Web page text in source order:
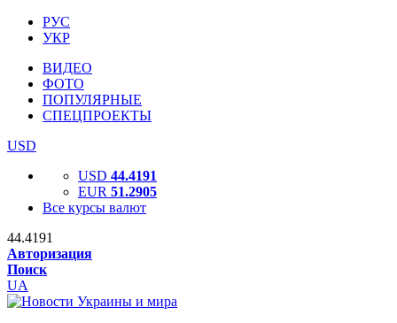
РУС
УКР
ВИДЕО
ФОТО
ПОПУЛЯРНЫЕ
СПЕЦПРОЕКТЫ
USD
USD 44.4191
EUR 51.2905
Все курсы валют
44.4191
Авторизация
Поиск
UA